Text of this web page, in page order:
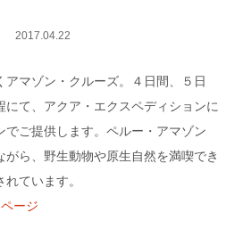
2017.04.22
マゾン・クルーズ。４日間、５日
にて、アクア・エクスペディションに
でご提供します。ペルー・アマゾン
ら、野生動物や原生自然を満喫でき
ています。
ージ